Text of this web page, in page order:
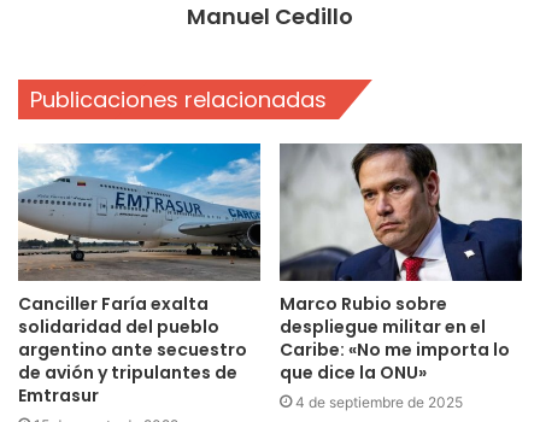
Manuel Cedillo
Publicaciones relacionadas
Canciller Faría exalta
solidaridad del pueblo
argentino ante secuestro
de avión y tripulantes de
Emtrasur
Marco Rubio sobre
despliegue militar en el
Caribe: «No me importa lo
que dice la ONU»
4 de septiembre de 2025